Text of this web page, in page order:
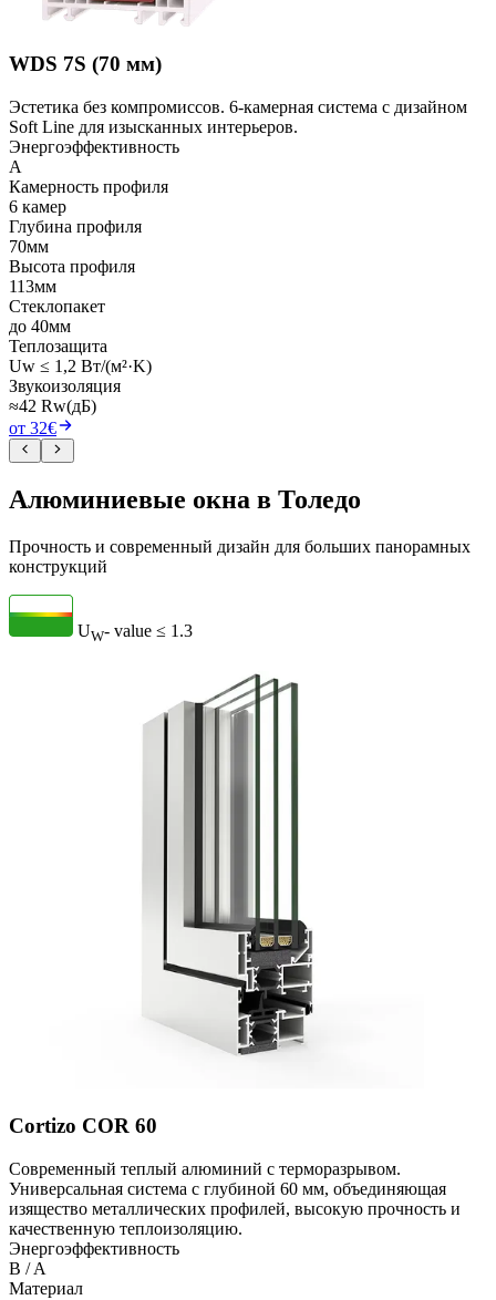
WDS 7S (70 мм)
Эстетика без компромиссов. 6-камерная система с дизайном
Soft Line для изысканных интерьеров.
Энергоэффективность
A
Камерность профиля
6 камер
Глубина профиля
70мм
Высота профиля
113мм
Стеклопакет
до 40мм
Теплозащита
Uw ≤ 1,2 Вт/(м²·K)
Звукоизоляция
≈42 Rw(дБ)
от 32€
Алюминиевые окна в Толедо
Прочность и современный дизайн для больших панорамных
конструкций
UW- value ≤ 1.3
Cortizo COR 60
Современный теплый алюминий с терморазрывом.
Универсальная система с глубиной 60 мм, объединяющая
изящество металлических профилей, высокую прочность и
качественную теплоизоляцию.
Энергоэффективность
B / A
Материал